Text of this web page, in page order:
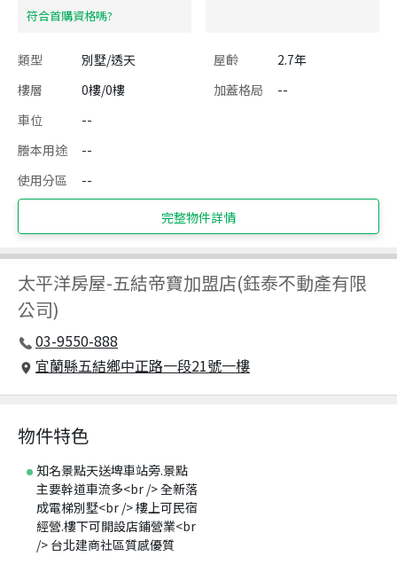
​符合首購資格嗎?
類型 別墅/透天 屋齡
2.7年
樓層
0樓/0樓 加蓋格局
--
車位
--
謄本用途
--
使用分區
--
完整物件詳情
太平洋房屋-五結帝寶加盟店(鈺泰不動產有限
公司)
03-9550-888
宜蘭縣五結鄉中正路一段21號一樓
物件特色
知名景點天送埤車站旁.景點
主要幹道車流多<br /> 全新落
成電梯別墅<br /> 樓上可民宿
經營.樓下可開設店鋪營業<br
/> 台北建商社區質感優質